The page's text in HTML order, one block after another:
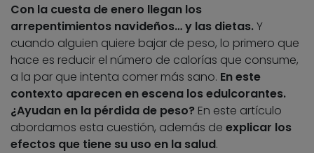
Con la cuesta de enero llegan los
arrepentimientos navideños… y las dietas.Y
cuando alguien quiere bajar de peso, lo primero que
hace es reducir el número de calorías que consume,
a la par que intenta comer más sano. En este
contexto aparecen en escena los edulcorantes.
¿Ayudan en la pérdida de peso? En este artículo
abordamos esta cuestión, además de explicar los
efectos que tiene su uso en la salud.